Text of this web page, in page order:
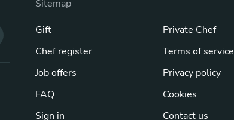
Sitemap
Gift
Chef register
Job offers
FAQ
Sign in
Private Chef
Terms of service
Privacy policy
Cookies
Contact us